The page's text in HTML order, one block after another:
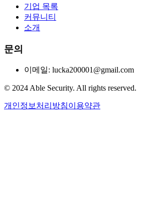
기업 목록
커뮤니티
소개
문의
이메일: lucka200001@gmail.com
© 2024 Able Security. All rights reserved.
개인정보처리방침이용약관